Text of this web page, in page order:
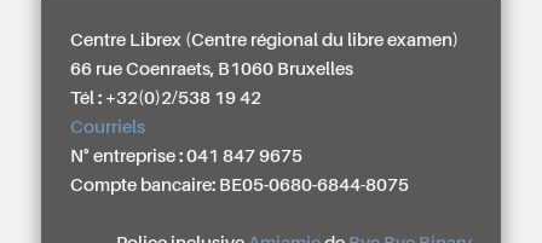
Centre Librex (Centre régional du libre examen)
66 rue Coenraets, B1060 Bruxelles
Tél : +32(0)2/538 19 42
Courriels
N° entreprise : 041 847 9675
Compte bancaire: BE05-0680-6844-8075